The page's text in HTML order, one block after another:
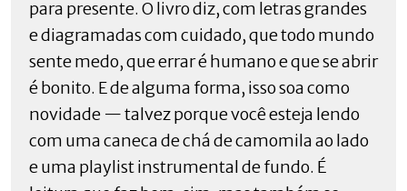
para presente. O livro diz, com letras grandes
e diagramadas com cuidado, que todo mundo
sente medo, que errar é humano e que se abrir
é bonito. E de alguma forma, isso soa como
novidade — talvez porque você esteja lendo
com uma caneca de chá de camomila ao lado
e uma playlist instrumental de fundo. É